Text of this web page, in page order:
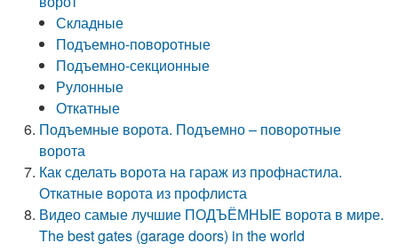
Складные
Подъемно-поворотные
Подъемно-секционные
Рулонные
Откатные
Подъемные ворота. Подъемно – поворотные
ворота
Как сделать ворота на гараж из профнастила.
Откатные ворота из профлиста
Видео самые лучшие ПОДЪЁМНЫЕ ворота в мире.
The best gates (garage doors) in the world